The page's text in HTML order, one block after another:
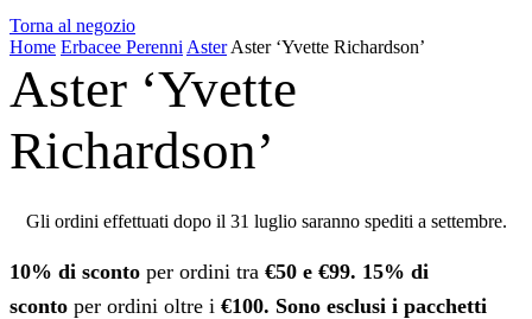
Torna al negozio
Home Erbacee PerenniAsterAster ‘Yvette Richardson’
Aster ‘Yvette
Richardson’
Gli ordini effettuati dopo il 31 luglio saranno spediti a settembre.
10% di sconto per ordini tra €50 e €99. 15% di
sconto per ordini oltre i €100. Sono esclusi i pacchetti